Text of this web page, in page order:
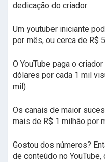
dedicação do criador:
Um youtuber iniciante
por mês, ou cerca de R$
O YouTube paga o
dólares por cada 1 mil
mil).
Os canais de maior
mais de R$ 1 milhão por
Gostou dos números?
de conteúdo no